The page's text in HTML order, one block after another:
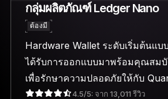
กลุ่มผลิตภัณฑ์ Ledger Nano
ต้องมี
Hardware Wallet ระดับเริ่มต้นแบ
ได้รับการออกแบบมาพร้อมคุณสม
เพื่อรักษาความปลอดภัยให้กับ
4.5/5: จาก 13,011 รีวิว